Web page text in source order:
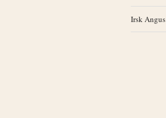
Irsk Angus